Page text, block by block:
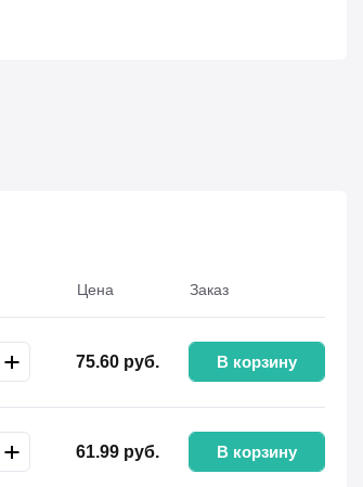
Цена Заказ
75.60 руб. В корзину
61.99 руб. В корзину